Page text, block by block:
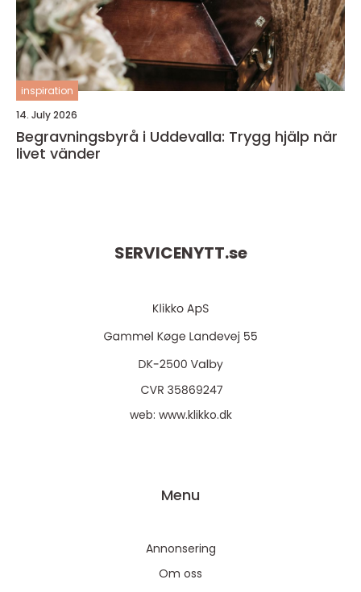
inspiration
14. July 2026
Begravningsbyrå i Uddevalla: Trygg hjälp när
livet vänder
SERVICENYTT.se
web: www.klikko.dk
Menu
Annonsering
Om oss